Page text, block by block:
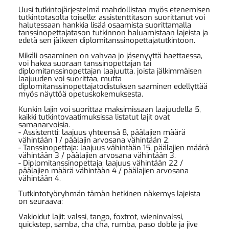
Uusi tutkintojärjestelmä mahdollistaa myös etenemisen
tutkintotasolta toiselle: assistenttitason suorittanut voi
halutessaan hankkia lisää osaamista suorittamalla
tanssinopettajatason tutkinnon haluamistaan lajeista ja
edetä sen jälkeen diplomitanssinopettajatutkintoon.
Mikäli osaaminen on vahvaa jo jäsenyyttä haettaessa,
voi hakea suoraan tanssinopettajan tai
diplomitanssinopettajan laajuutta, joista jälkimmäisen
laajuuden voi suorittaa, mutta
diplomitanssinopettajatodistuksen saaminen edellyttää
myös näyttöä opetuskokemuksesta.
Kunkin lajin voi suorittaa maksimissaan laajuudella 5,
kaikki tutkintovaatimuksissa listatut lajit ovat
samanarvoisia.
- Assistentti: laajuus yhteensä 8, päälajien määrä
vähintään 1 / päälajin arvosana vähintään 2.
- Tanssinopettaja: laajuus vähintään 15, päälajien määrä
vähintään 3 / päälajien arvosana vähintään 3.
- Diplomitanssinopettaja: laajuus vähintään 22 /
päälajien määrä vähintään 4 / päälajien arvosana
vähintään 4.
Tutkintotyöryhmän tämän hetkinen näkemys lajeista
on seuraava:
Vakioidut lajit: valssi, tango, foxtrot, wieninvalssi,
quickstep, samba, cha cha, rumba, paso doble ja jive